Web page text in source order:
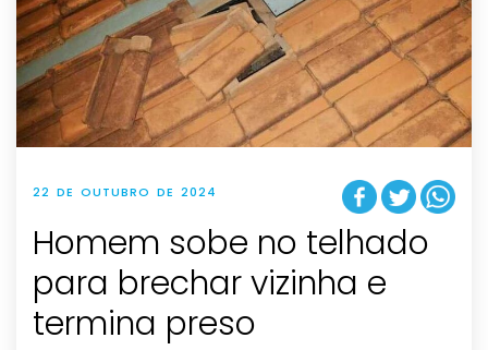
22 DE OUTUBRO DE 2024
Homem sobe no telhado
para brechar vizinha e
termina preso